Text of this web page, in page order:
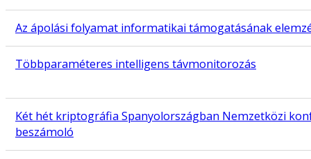
Az ápolási folyamat informatikai támogatásának
Többparaméteres intelligens távmonitorozás
Két hét kriptográfia Spanyolországban Nemzetközi
beszámoló